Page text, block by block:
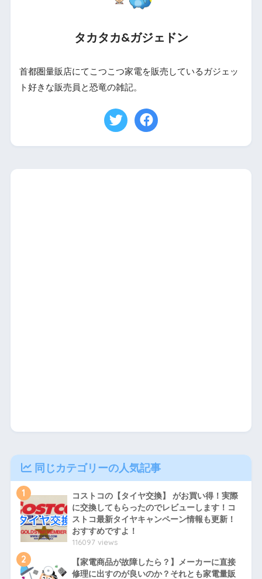
タカタカ&ガジェドン
首都圏量販店にてこつこつ家電を販売しているガジェッ
ト好きな販売員と恐竜の雑記。
同じカテゴリーの人気記事
1
コストコの【タイヤ交換】 がお買い得！実際
に交換してもらったのでレビューします！コ
ストコ最新タイヤキャンペーン情報も更新！
おすすめですよ！
116097 views
2
【家電商品が故障したら？】メーカーに直接
修理に出すのが良いのか？それとも家電量販